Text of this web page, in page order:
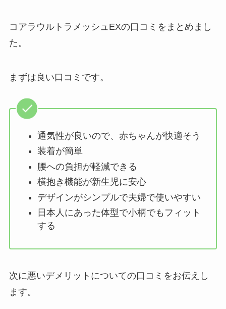
コアラウルトラメッシュEXの口コミをまとめまし
た。
まずは良い口コミです。
通気性が良いので、赤ちゃんが快適そう
装着が簡単
腰への負担が軽減できる
横抱き機能が新生児に安心
デザインがシンプルで夫婦で使いやすい
日本人にあった体型で小柄でもフィット
する
次に悪いデメリットについての口コミをお伝えし
ます。